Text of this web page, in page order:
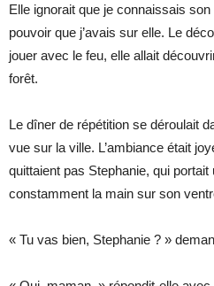
Elle ignorait que je connaissais
pouvoir que j’avais sur elle. Le
jouer avec le feu, elle allait
forêt.
Le dîner de répétition se déroulait
vue sur la ville. L’ambiance était
quittaient pas Stephanie, qui
constamment la main sur son
« Tu vas bien, Stephanie ? »